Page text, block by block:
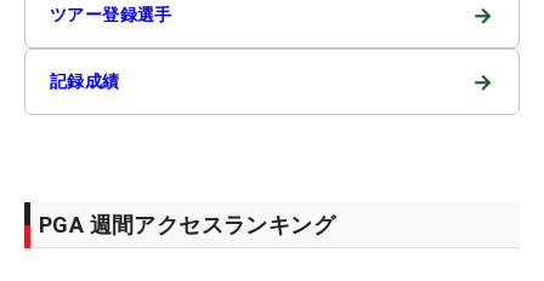
ツアー登録選手 →
記録成績 →
PGA 週間アクセスランキング